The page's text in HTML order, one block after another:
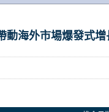
海外市場爆發式增